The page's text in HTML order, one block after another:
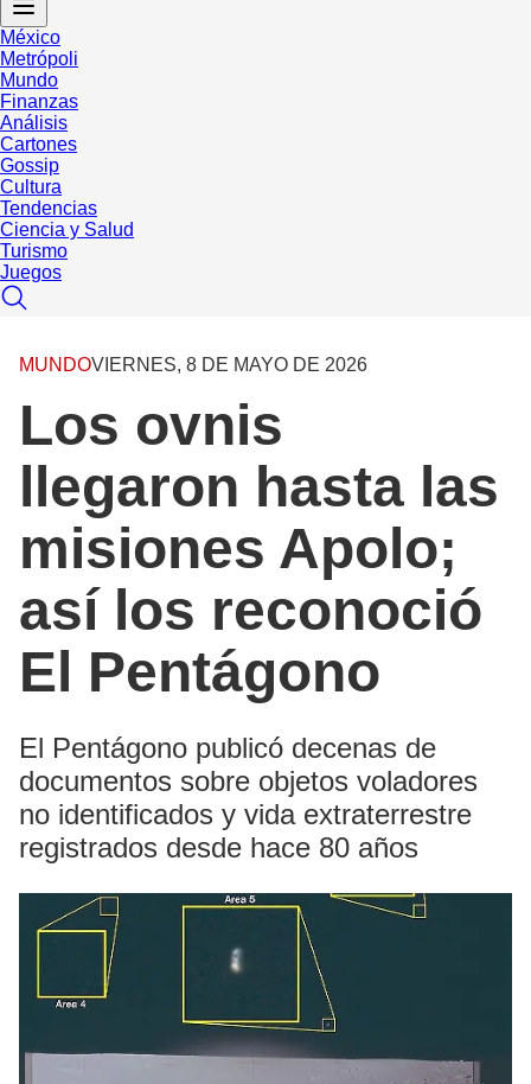
México
Metrópoli
Mundo
Finanzas
Análisis
Cartones
Gossip
Cultura
Tendencias
Ciencia y Salud
Turismo
Juegos
MUNDOVIERNES, 8 DE MAYO DE 2026
Los ovnis
llegaron hasta las
misiones Apolo;
así los reconoció
El Pentágono
El Pentágono publicó decenas de
documentos sobre objetos voladores
no identificados y vida extraterrestre
registrados desde hace 80 años